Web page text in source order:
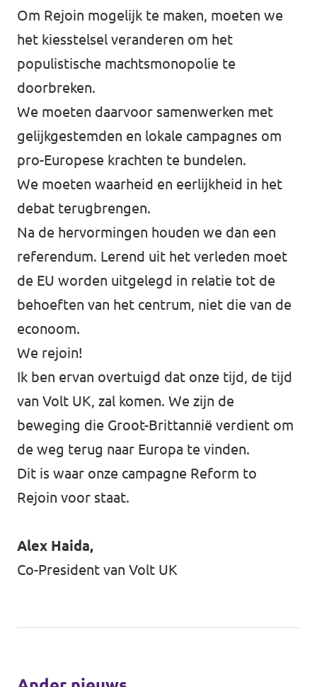
Om Rejoin mogelijk te maken, moeten we
het kiesstelsel veranderen om het
populistische machtsmonopolie te
doorbreken.
We moeten daarvoor samenwerken met
gelijkgestemden en lokale campagnes om
pro-Europese krachten te bundelen.
We moeten waarheid en eerlijkheid in het
debat terugbrengen.
Na de hervormingen houden we dan een
referendum. Lerend uit het verleden moet
de EU worden uitgelegd in relatie tot de
behoeften van het centrum, niet die van de
econoom.
We rejoin!
Ik ben ervan overtuigd dat onze tijd, de tijd
van Volt UK, zal komen. We zijn de
beweging die Groot-Brittannië verdient om
de weg terug naar Europa te vinden.
Dit is waar onze campagne Reform to
Rejoin voor staat.
Alex Haida,
Co-President van Volt UK